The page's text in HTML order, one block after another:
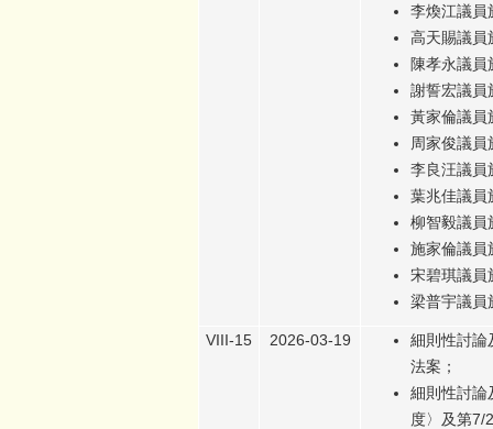
李煥江議員
高天賜議員
陳孝永議
謝誓宏議員
黃家倫議員
周家俊議
李良汪議員
葉兆佳議員
柳智毅議員
施家倫議員
宋碧琪議員
梁普宇議員
VIII-15 2026-03-19
細則性討論
法案；
細則性討論
度〉及第7/